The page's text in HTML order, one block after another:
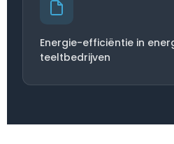
Energie-efficiëntie in
teeltbedrijven